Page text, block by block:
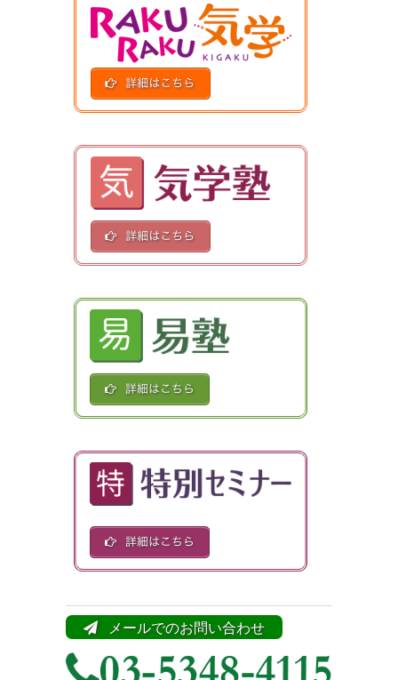
メールでのお問い合わせ